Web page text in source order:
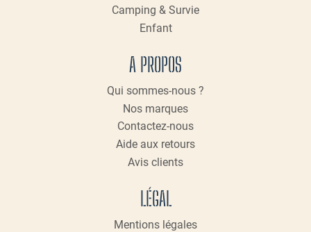
Camping & Survie
Enfant
A PROPOS
Qui sommes-nous ?
Nos marques
Contactez-nous
Aide aux retours
Avis clients
LÉGAL
Mentions légales